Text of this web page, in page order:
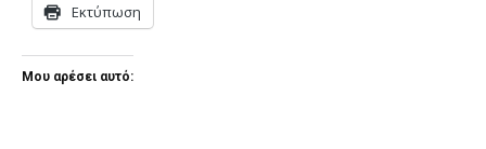
Εκτύπωση
Μου αρέσει αυτό: